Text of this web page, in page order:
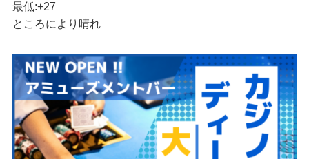
最低:+27
ところにより晴れ